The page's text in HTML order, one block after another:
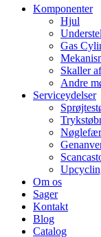
Komponenter
Hjul
Gas
Skaller
Andre
Serviceydelser
Om os
Sager
Kontakt
Blog
Catalog